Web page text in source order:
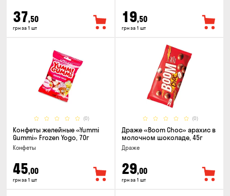
37,50
грн за 1 шт
19,50
грн за 1 шт
(0)
Конфеты желейные «Yummi
Gummi» Frozen Yogo, 70г
Конфеты
45,00
грн за 1 шт
(0)
Драже «Boom Choc» арахис в
молочном шоколаде, 45г
Драже
29,00
грн за 1 шт